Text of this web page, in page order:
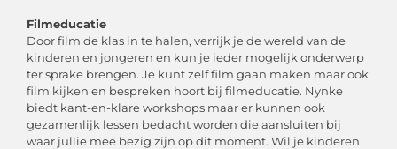
Filmeducatie
Door film de klas in te halen, verrijk je de wereld van de
kinderen en jongeren en kun je ieder mogelijk onderwerp
ter sprake brengen. Je kunt zelf film gaan maken maar ook
film kijken en bespreken hoort bij filmeducatie. Nynke
biedt kant-en-klare workshops maar er kunnen ook
gezamenlijk lessen bedacht worden die aansluiten bij
waar jullie mee bezig zijn op dit moment. Wil je kinderen